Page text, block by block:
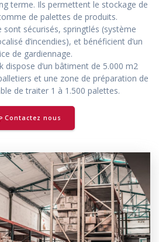
terme. Ils permettent le stockage de
de palettes de produits.
sont sécurisés, springtlés (système
d’incendies), et bénéficient d’un
de gardiennage.
dispose d’un bâtiment de 5.000 m2
et une zone de préparation de
de traiter 1 à 1.500 palettes.
Contactez nous